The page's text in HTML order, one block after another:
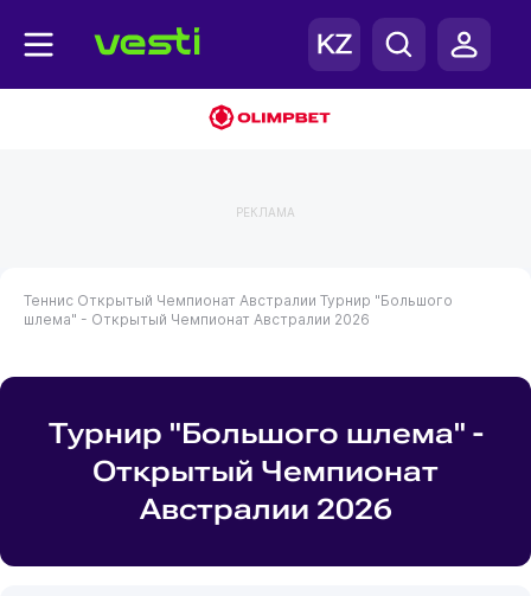
РЕКЛАМА
Теннис Открытый Чемпионат Австралии Турнир "Большого
шлема" - Открытый Чемпионат Австралии 2026
Турнир "Большого шлема" -
Открытый Чемпионат
Австралии 2026